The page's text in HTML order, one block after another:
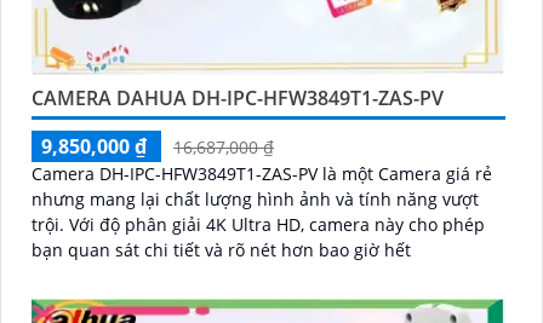
CAMERA DAHUA DH-IPC-HFW3849T1-ZAS-PV
9,850,000 ₫
16,687,000 ₫
Camera DH-IPC-HFW3849T1-ZAS-PV là một Camera giá rẻ
nhưng mang lại chất lượng hình ảnh và tính năng vượt
trội. Với độ phân giải 4K Ultra HD, camera này cho phép
bạn quan sát chi tiết và rõ nét hơn bao giờ hết